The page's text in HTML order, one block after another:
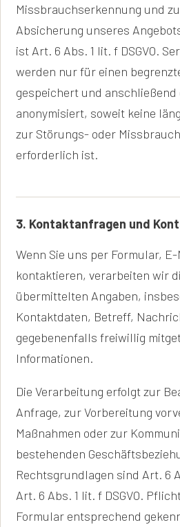
Missbrauchserkennung und
Absicherung unseres
ist Art. 6 Abs. 1 lit. f DSGVO.
werden nur für einen
gespeichert und
anonymisiert, soweit keine
zur Störungs- oder
erforderlich ist.
3. Kontaktanfragen und
Wenn Sie uns per Formular,
kontaktieren, verarbeiten wir
übermittelten Angaben,
Kontaktdaten, Betreff,
gegebenenfalls freiwillig
Informationen.
Die Verarbeitung erfolgt zur
Anfrage, zur Vorbereitung
Maßnahmen oder zur
bestehenden
Rechtsgrundlagen sind Art. 6
Art. 6 Abs. 1 lit. f DSGVO.
Formular entsprechend